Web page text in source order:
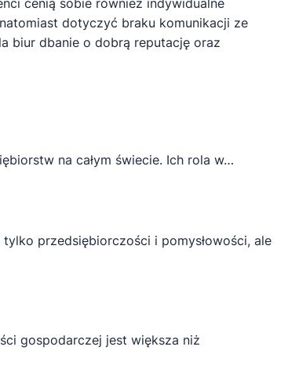
cenią sobie również indywidualne
dotyczyć braku komunikacji ze
biur dbanie o dobrą reputację oraz
na całym świecie. Ich rola w…
przedsiębiorczości i pomysłowości, ale
gospodarczej jest większa niż